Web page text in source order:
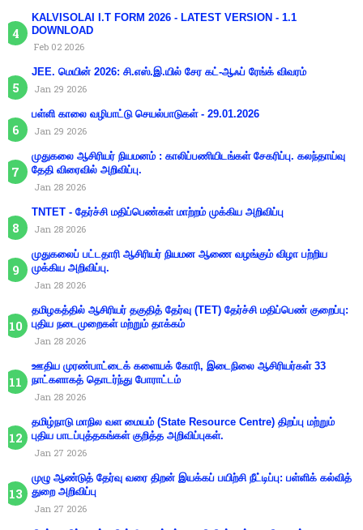
KALVISOLAI I.T FORM 2026 - LATEST VERSION - 1.1
DOWNLOAD
Feb 02 2026
JEE. மெயின் 2026: சி.எஸ்.இ.யில் சேர கட்-ஆஃப் ரேங்க் விவரம்
Jan 29 2026
பள்ளி காலை வழிபாட்டு செயல்பாடுகள் - 29.01.2026
Jan 29 2026
முதுகலை ஆசிரியர் நியமனம் : காலிப்பணியிடங்கள் சேகரிப்பு. கலந்தாய்வு
தேதி விரைவில் அறிவிப்பு.
Jan 28 2026
TNTET - தேர்ச்சி மதிப்பெண்கள் மாற்றம் முக்கிய அறிவிப்பு
Jan 28 2026
முதுகலைப் பட்டதாரி ஆசிரியர் நியமன ஆணை வழங்கும் விழா பற்றிய
முக்கிய அறிவிப்பு.
Jan 28 2026
தமிழகத்தில் ஆசிரியர் தகுதித் தேர்வு (TET) தேர்ச்சி மதிப்பெண் குறைப்பு:
புதிய நடைமுறைகள் மற்றும் தாக்கம்
Jan 28 2026
ஊதிய முரண்பாட்டைக் களையக் கோரி, இடைநிலை ஆசிரியர்கள் 33
நாட்களாகத் தொடர்ந்து போராட்டம்
Jan 28 2026
தமிழ்நாடு மாநில வள மையம் (State Resource Centre) திறப்பு மற்றும்
புதிய பாடப்புத்தகங்கள் குறித்த அறிவிப்புகள்.
Jan 27 2026
முழு ஆண்டுத் தேர்வு வரை திறன் இயக்கப் பயிற்சி நீட்டிப்பு: பள்ளிக் கல்வித்
துறை அறிவிப்பு
Jan 27 2026